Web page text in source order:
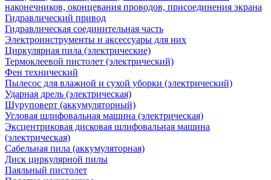
наконечников, оконцевания проводов, присоединения экрана
Гидравлический привод
Гидравлическая соединительная часть
Электроинструменты и аксессуары для них
Циркулярная пила (электрические)
Термоклеевой пистолет (электрический)
Фен технический
Пылесос для влажной и сухой уборки (электрический)
Ударная дрель (электрическая)
Шуруповерт (аккумуляторный)
Угловая шлифовальная машина (электрическая)
Эксцентриковая дисковая шлифовальная машина
(электрическая)
Сабельная пила (аккумуляторная)
Диск циркулярной пилы
Паяльный пистолет